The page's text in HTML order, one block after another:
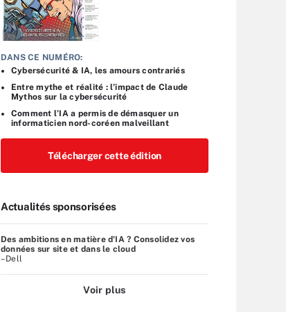
DANS CE NUMÉRO:
Cybersécurité & IA, les amours contrariés
Entre mythe et réalité : l’impact de Claude
Mythos sur la cybersécurité
Comment l’IA a permis de démasquer un
informaticien nord-coréen malveillant
Télécharger cette édition
Actualités sponsorisées
Des ambitions en matière d'IA ? Consolidez vos
données sur site et dans le cloud
–Dell
Voir plus